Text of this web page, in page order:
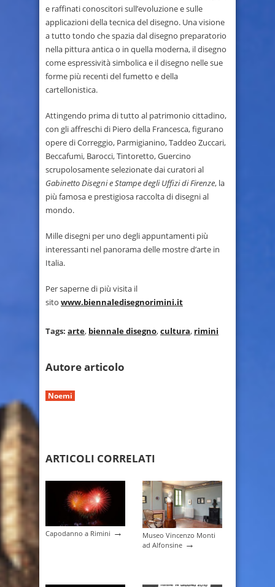
e raffinati conoscitori sull’evoluzione e sulle
applicazioni della tecnica del disegno. Una visione
a tutto tondo che spazia dal disegno preparatorio
nella pittura antica o in quella moderna, il disegno
come espressività simbolica e il disegno nelle sue
forme più recenti del fumetto e della
cartellonistica.
Attingendo prima di tutto al patrimonio cittadino,
con gli affreschi di Piero della Francesca, figurano
opere di Correggio, Parmigianino, Taddeo Zuccari,
Beccafumi, Barocci, Tintoretto, Guercino
scrupolosamente selezionate dai curatori al
Gabinetto Disegni e Stampe degli Uffizi di Firenze, la
più famosa e prestigiosa raccolta di disegni al
mondo.
Mille disegni per uno degli appuntamenti più
interessanti nel panorama delle mostre d’arte in
Italia.
Per saperne di più visita il
sito www.biennaledisegnorimini.it
Tags: arte, biennale disegno,cultura, rimini
Autore articolo
Noemi
ARTICOLI CORRELATI
Capodanno a Rimini →
Museo Vincenzo Monti
ad Alfonsine →